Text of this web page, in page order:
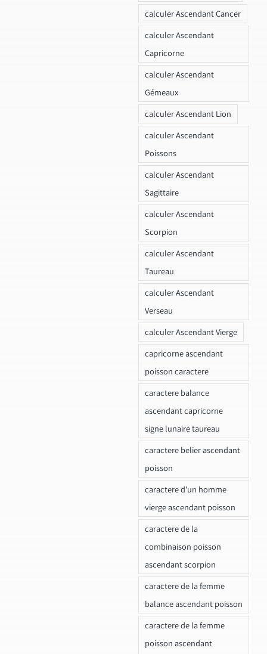
calculer Ascendant Cancer
calculer Ascendant
Capricorne
calculer Ascendant
Gémeaux
calculer Ascendant Lion
calculer Ascendant
Poissons
calculer Ascendant
Sagittaire
calculer Ascendant
Scorpion
calculer Ascendant
Taureau
calculer Ascendant
Verseau
calculer Ascendant Vierge
capricorne ascendant
poisson caractere
caractere balance
ascendant capricorne
signe lunaire taureau
caractere belier ascendant
poisson
caractere d'un homme
vierge ascendant poisson
caractere de la
combinaison poisson
ascendant scorpion
caractere de la femme
balance ascendant poisson
caractere de la femme
poisson ascendant